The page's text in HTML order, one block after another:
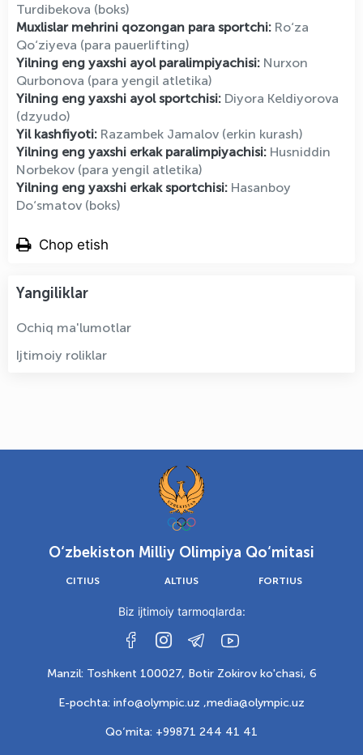
Turdibekova (boks)
Muxlislar mehrini qozongan para sportchi: Ro‘za
Qo‘ziyeva (para pauerlifting)
Yilning eng yaxshi ayol paralimpiyachisi: Nurxon
Qurbonova (para yengil atletika)
Yilning eng yaxshi ayol sportchisi: Diyora Keldiyorova
(dzyudo)
Yil kashfiyoti: Razambek Jamalov (erkin kurash)
Yilning eng yaxshi erkak paralimpiyachisi: Husniddin
Norbekov (para yengil atletika)
Yilning eng yaxshi erkak sportchisi: Hasanboy
Do‘smatov (boks)
Chop etish
Yangiliklar
Ochiq ma'lumotlar
Ijtimoiy roliklar
O‘zbekiston Milliy Olimpiya Qo‘mitasi
CITIUS ALTIUS FORTIUS
Biz ijtimoiy tarmoqlarda:
Manzil: Toshkent 100027, Botir Zokirov ko'chasi, 6
E-pochta: info@olympic.uz ,media@olympic.uz
Qo‘mita: +99871 244 41 41